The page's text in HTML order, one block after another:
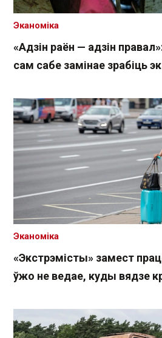
«Адзін раён — адзін
сам сабе замінае зрабіць
Эканоміка
«Экстрэмісты» замест
ўжо не ведае, куды вядзе
Эканоміка